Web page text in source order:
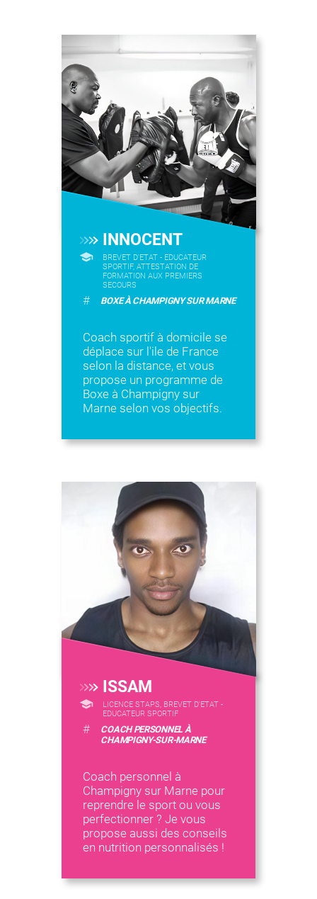
INNOCENT
BREVET D'ETAT - EDUCATEUR
SPORTIF, ATTESTATION DE
FORMATION AUX PREMIERS
SECOURS
# BOXE À CHAMPIGNY SUR MARNE
Coach sportif à domicile se
déplace sur l'ile de France
selon la distance, et vous
propose un programme de
Boxe à Champigny sur
Marne selon vos objectifs.
ISSAM
LICENCE STAPS, BREVET D'ETAT -
EDUCATEUR SPORTIF
#
COACH PERSONNEL À
CHAMPIGNY-SUR-MARNE
Coach personnel à
Champigny sur Marne pour
reprendre le sport ou vous
perfectionner ? Je vous
propose aussi des conseils
en nutrition personnalisés !